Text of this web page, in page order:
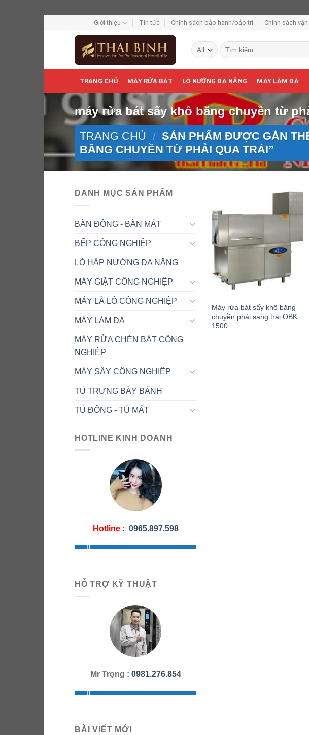
Giới thiệu Tin tức Chính sách bảo hành/bảo trì Chính sách
Tìm
kiếm:
TRANG CHỦ MÁY RỬA BÁT LÒ NƯỚNG ĐA NĂNG MÁY LÀM ĐÁ
máy rửa bát sấy khô băng chuyền từ
TRANG CHỦ / SẢN PHẨM ĐƯỢC GẮN
BĂNG CHUYỀN TỪ PHẢI QUA TRÁI”
DANH MỤC SẢN PHẨM
BÀN ĐÔNG - BÀN MÁT
BẾP CÔNG NGHIỆP
LÒ HẤP NƯỚNG ĐA NĂNG
MÁY GIẶT CÔNG NGHIỆP
MÁY LÀ LÔ CÔNG NGHIỆP
MÁY LÀM ĐÁ
MÁY RỬA CHÉN BÁT CÔNG
NGHIỆP
MÁY SẤY CÔNG NGHIỆP
TỦ TRƯNG BÀY BÁNH
TỦ ĐÔNG - TỦ MÁT
HOTLINE KINH DOANH
Hotline : 0965.897.598
HỖ TRỢ KỸ THUẬT
Mr Trọng : 0981.276.854
BÀI VIẾT MỚI
Máy rửa bát sấy khô băng
chuyền phải sang trái OBK
1500